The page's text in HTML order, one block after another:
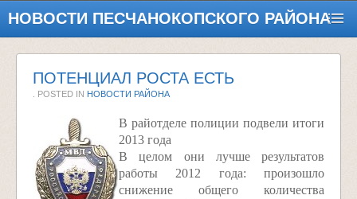
НОВОСТИ ПЕСЧАНОКОПСКОГО РАЙОНА
ПОТЕНЦИАЛ РОСТА ЕСТЬ
. POSTED IN НОВОСТИ РАЙОНА
В райотделе полиции подвели итоги
2013 года
В целом они лучше результатов
работы 2012 года: произошло
снижение общего количества